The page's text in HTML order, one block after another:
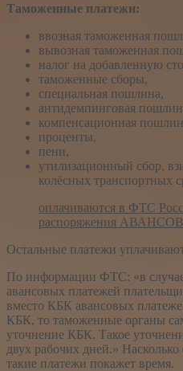
Таможенные платежи:
ввозная таможенная
вывозная таможенная
налог на добавленную
таможенные сборы,
специальная пошлина,
антидемпинговая
компенсационная
проценты,
пени,
утилизационный сбор,
колёсных транспортных
оплачиваются в ФТС
распоряжения
Остальные платежи
По информации ФТС: «в
авансовых платежей
вместо КБК авансовых
КБК, то таможенные органы
уточнение КБК. Такое
двух рабочих дней.» Насколько
такие платежи покажет время.